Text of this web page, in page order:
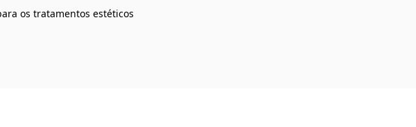
os tratamentos estéticos